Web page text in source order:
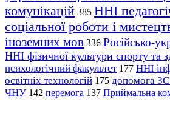
комунікацій 385 ННІ
соціальної роботи і
іноземних мов 336 Російсько-
ННІ фізичної культури спорту та
психологічний факультет 177 ННІ
освітніх технологій 175 допомога
ЧНУ 142 перемога 137 Приймальна